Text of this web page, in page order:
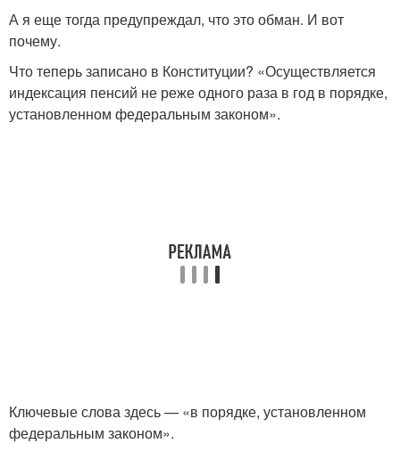
А я еще тогда предупреждал, что это обман. И вот
почему.
Что теперь записано в Конституции? «Осуществляется
индексация пенсий не реже одного раза в год в порядке,
установленном федеральным законом».
Ключевые слова здесь — «в порядке, установленном
федеральным законом».